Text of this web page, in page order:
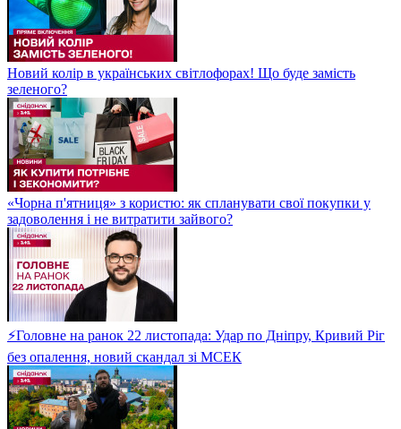
Новий колір в українських світлофорах! Що буде замість
зеленого?
«Чорна п'ятниця» з користю: як спланувати свої покупки у
задоволення і не витратити зайвого?
⚡Головне на ранок 22 листопада: Удар по Дніпру, Кривий Ріг
без опалення, новий скандал зі МСЕК